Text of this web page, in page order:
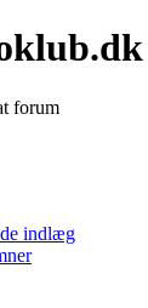
forum
indlæg